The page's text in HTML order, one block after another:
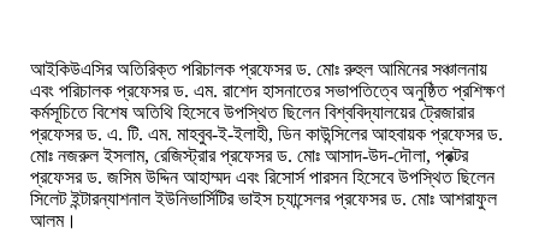
আইকিউএসির অতিরিক্ত পরিচালক প্রফেসর ড. মোঃ রুহুল আমিনের সঞ্চালনায়
এবং পরিচালক প্রফেসর ড. এম. রাশেদ হাসনাতের সভাপতিত্বে অনুষ্ঠিত প্রশিক্ষণ
কর্মসূচিতে বিশেষ অতিথি হিসেবে উপস্থিত ছিলেনবিশ্ববিদ্যালয়ের ট্রেজারার
প্রফেসর ড. এ. টি. এম. মাহবুব-ই-ইলাহী, ডিন কাউন্সিলের আহবায়ক প্রফেসর ড.
মোঃ নজরুল ইসলাম, রেজিস্ট্রার প্রফেসর ড. মোঃ আসাদ-উদ-দৌলা, প্রক্টর
প্রফেসর ড. জসিম উদ্দিন আহাম্মদ এবং রিসোর্স পারসন হিসেবে উপস্থিত ছিলেন
সিলেট ইন্টারন্যাশনাল ইউনিভার্সিটিরভাইস চ্যান্সেলরপ্রফেসর ড. মোঃ আশরাফুল
আলম।